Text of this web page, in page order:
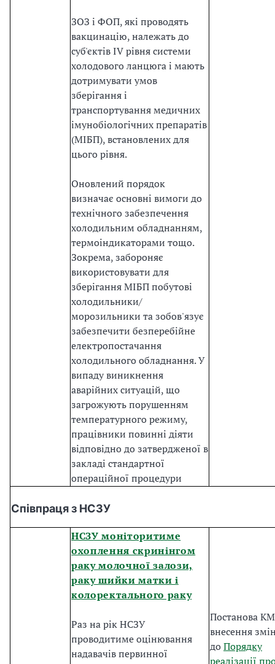
ЗОЗ і ФОП, які проводять
вакцинацію, належать до
суб'єктів IV рівня системи
холодового ланцюга і мають
дотримувати умов
зберігання і
транспортування медичних
імунобіологічних препаратів
(МІБП), встановлених для
цього рівня.
Оновлений порядок
визначає основні вимоги до
технічного забезпечення
холодильним обладнанням,
термоіндикаторами тощо.
Зокрема, забороняє
використовувати для
зберігання МІБП побутові
холодильники/
морозильники та зобов'язує
забезпечити безперебійне
електропостачання
холодильного обладнання. У
випаду виникнення
аварійних ситуацій, що
загрожують порушенням
температурного режиму,
працівники повинні діяти
відповідно до затвердженої в
закладі стандартної
операційної процедури
Співпраця з НСЗУ
НСЗУ моніторитиме
охоплення скринінгом
раку молочної залози,
раку шийки матки і
колоректального раку
Раз на рік НСЗУ
проводитиме оцінювання
надавачів первинної
Постанова
внесення
доПорядку
реалізації